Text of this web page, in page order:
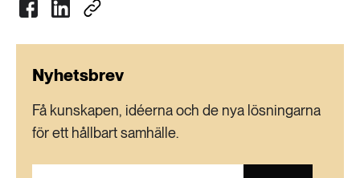
Nyhetsbrev
Få kunskapen, idéerna och de nya lösningarna
för ett hållbart samhälle.